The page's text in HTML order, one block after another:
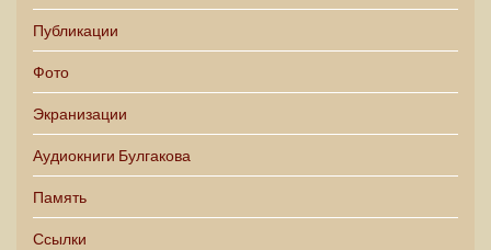
Публикации
Фото
Экранизации
Аудиокниги Булгакова
Память
Ссылки